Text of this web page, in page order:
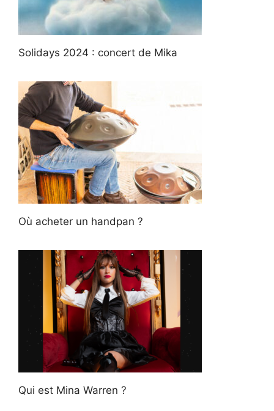
Solidays 2024 : concert de Mika
Où acheter un handpan ?
Qui est Mina Warren ?